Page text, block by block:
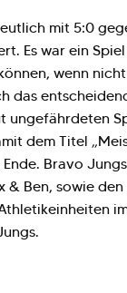
mit 5:0
Es war ein
wenn
das
ungefährdeten
dem Titel
Bravo
Ben, sowie